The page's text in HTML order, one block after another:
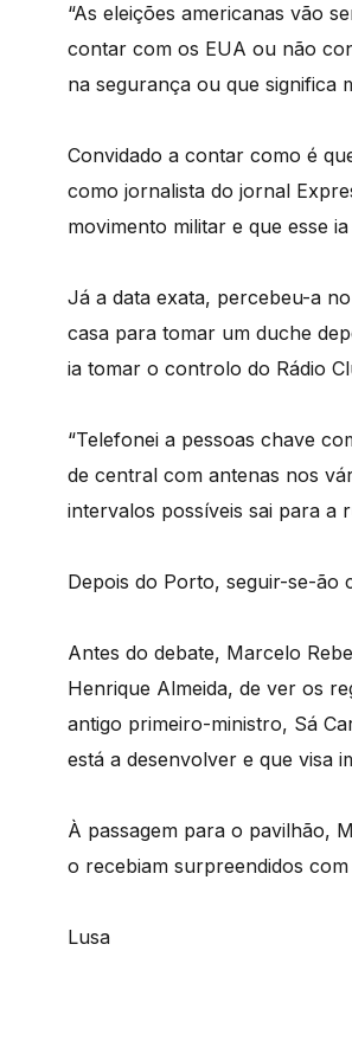
“As eleições americanas vão
contar com os EUA ou não
na segurança ou que significa
Convidado a contar como é
como jornalista do jornal
movimento militar e que esse
Já a data exata, percebeu-a
casa para tomar um duche
ia tomar o controlo do Rádio
“Telefonei a pessoas chave
de central com antenas nos
intervalos possíveis sai para a
Depois do Porto, seguir-se-ão
Antes do debate, Marcelo
Henrique Almeida, de ver os
antigo primeiro-ministro, Sá
está a desenvolver e que visa
À passagem para o pavilhão,
o recebiam surpreendidos com
Lusa